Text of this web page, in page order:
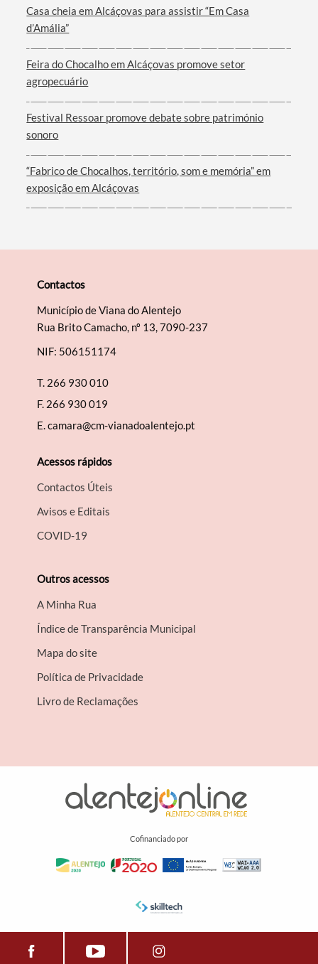
Casa cheia em Alcáçovas para assistir “Em Casa
d’Amália”
Feira do Chocalho em Alcáçovas promove setor
agropecuário
Festival Ressoar promove debate sobre património
sonoro
“Fabrico de Chocalhos, território, som e memória” em
exposição em Alcáçovas
Contactos
Município de Viana do Alentejo
Rua Brito Camacho, nº 13, 7090-237
NIF: 506151174
T. 266 930 010
F. 266 930 019
E.camara@cm-vianadoalentejo.pt
Acessos rápidos
Contactos Úteis
Avisos e Editais
COVID-19
Outros acessos
A Minha Rua
Índice de Transparência Municipal
Mapa do site
Política de Privacidade
Livro de Reclamações
Cofinanciado por